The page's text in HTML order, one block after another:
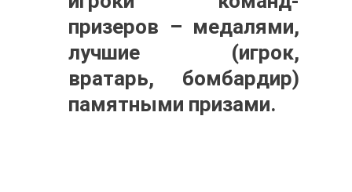
призеров – медалями,
лучшие (игрок,
вратарь, бомбардир)
памятными призами.